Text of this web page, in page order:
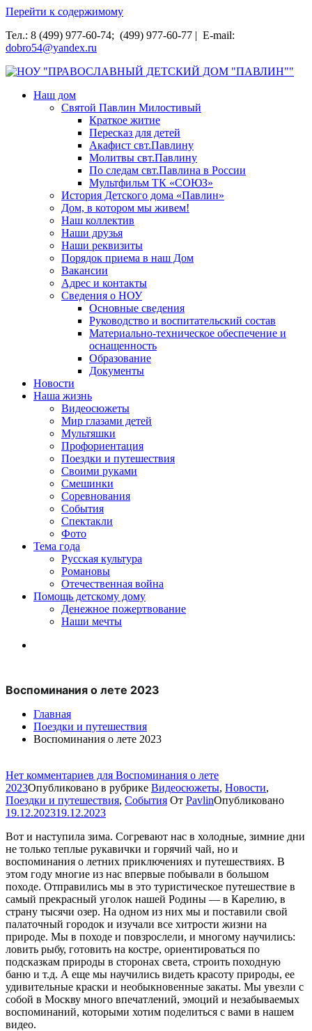
Перейти к содержимому
Тел.: 8 (499) 977-60-74; (499) 977-60-77 | E-mail:
dobro54@yandex.ru
НОУ "ПРАВОСЛАВНЫЙ ДЕТСКИЙ ДОМ "ПАВЛИН""
Наш дом
Святой Павлин Милостивый
Краткое житие
Пересказ для детей
Акафист свт.Павлину
Молитвы свт.Павлину
По следам свт.Павлина в России
Мультфильм ТК «СОЮЗ»
История Детского дома «Павлин»
Дом, в котором мы живем!
Наш коллектив
Наши друзья
Наши реквизиты
Порядок приема в наш Дом
Вакансии
Адрес и контакты
Сведения о НОУ
Основные сведения
Руководство и воспитательский состав
Материально-техническое обеспечение и
оснащенность
Образование
Документы
Новости
Наша жизнь
Видеосюжеты
Мир глазами детей
Мультяшки
Профориентация
Поездки и путешествия
Своими руками
Смешинки
Соревнования
События
Спектакли
Фото
Тема года
Русская культура
Романовы
Отечественная война
Помощь детскому дому
Денежное пожертвование
Наши мечты
Воспоминания о лете 2023
Главная
Поездки и путешествия
Воспоминания о лете 2023
Нет комментариев для Воспоминания о лете
2023Опубликовано в рубрике Видеосюжеты, Новости,
Поездки и путешествия, События От PavlinОпубликовано
19.12.202319.12.2023
Вот и наступила зима. Согревают нас в холодные, зимние дни
не только теплые рукавички и горячий чай, но и
воспоминания о летних приключениях и путешествиях. В
этом году многие из нас впервые побывали в большом
походе. Отправились мы в это туристическое путешествие в
самый прекрасный уголок нашей Родины — в Карелию, в
страну тысячи озер. На одном из них мы и поставили свой
палаточный городок и изучали все хитрости жизни на
природе. Мы в походе и повзрослели, и многому научились:
ловить рыбу, готовить на костре, ориентироваться по
подсказкам природы в сторонах света, строить походную
баню и т.д. А еще мы научились видеть красоту природы, ее
удивительные краски и необыкновенные закаты. Мы увезли с
собой в Москву много впечатлений, эмоций и незабываемых
воспоминаний, которыми хотим поделиться с вами в нашем
видео.